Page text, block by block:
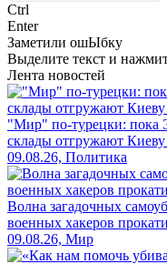
Ctrl
Enter
Заметили ошЫбку
Выделите текст и
Лента новостей
"Мир" по-турецки: пока
склады отгружают
09.08.26, Политика
Волна загадочных
военных хакеров
09.08.26, Мир